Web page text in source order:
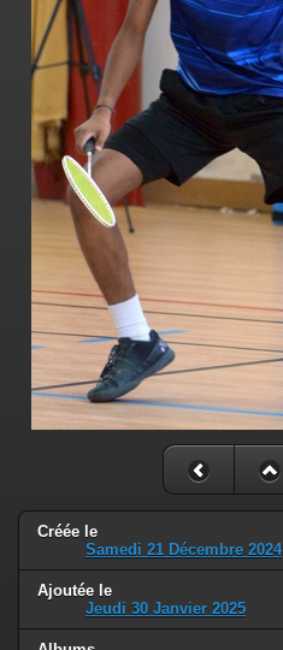
Créée le
Samedi 21 Décembre 2024
Ajoutée le
Jeudi 30 Janvier 2025